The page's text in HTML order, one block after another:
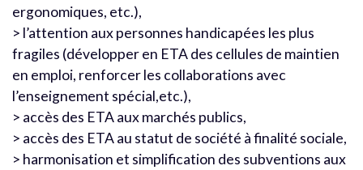
ergonomiques, etc.),
> l’attention aux personnes handicapées les plus
fragiles (développer en ETA des cellules de maintien
en emploi, renforcer les collaborations avec
l’enseignement spécial,etc.),
> accès des ETA aux marchés publics,
> accès des ETA au statut de société à finalité sociale,
> harmonisation et simplification des subventions aux